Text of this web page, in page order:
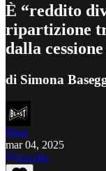
È “reddito
ripartizione
dalla
di Simona
Blast
mar 04, 2025
Ascolta